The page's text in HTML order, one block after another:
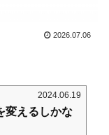
2026.07.06
2024.06.19
変えるしかな